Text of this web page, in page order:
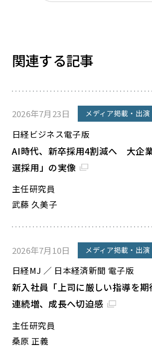
関連する記事
2026年7月23日 メディア掲載・出演
日経ビジネス電子版
AI時代、新卒採用4割減へ 大企
選採用」の実像
主任研究員
武藤 久美子
2026年7月10日 メディア掲載・出演
日経MJ ／ 日本経済新聞 電子版
新入社員「上司に厳しい指導を
連続増、成長へ切迫感
主任研究員
桑原 正義